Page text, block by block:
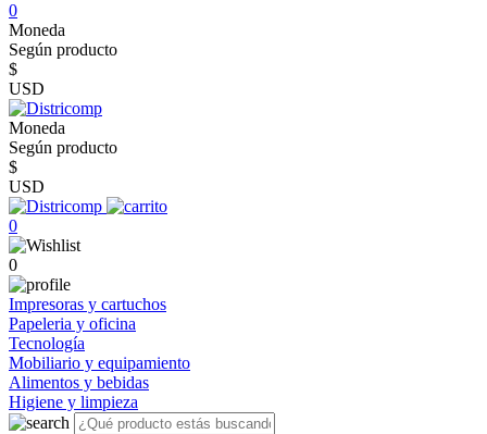
0
Moneda
Según producto
$
USD
Moneda
Según producto
$
USD
0
0
Impresoras y cartuchos
Papeleria y oficina
Tecnología
Mobiliario y equipamiento
Alimentos y bebidas
Higiene y limpieza